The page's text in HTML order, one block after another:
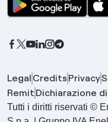
Gridspertise
Legal Credits Privacy
Remit Dichiarazione
Tutti i diritti riservati ©